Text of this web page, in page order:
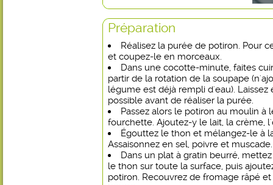
Préparation
Réalisez la purée de potiron. Pour
et coupez-le en morceaux.
Dans une cocotte-minute, faites
partir de la rotation de la soupape
légume est déjà rempli d'eau).
possible avant de réaliser la purée.
Passez alors le potiron au moulin à
fourchette. Ajoutez-y le lait, la crème,
Égouttez le thon et mélangez-le à
Assaisonnez en sel, poivre et muscade.
Dans un plat à gratin beurré,
le thon sur toute la surface, puis
potiron. Recouvrez de fromage râpé